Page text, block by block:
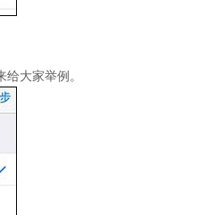
大家举例。